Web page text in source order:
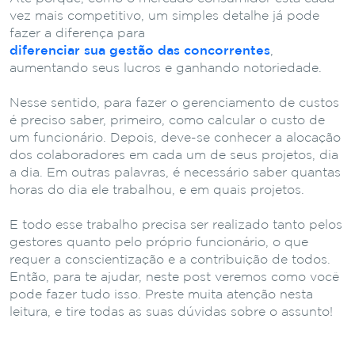
vez mais competitivo, um simples detalhe já pode
fazer a diferença para
diferenciar sua gestão das concorrentes
aumentando seus lucros e ganhando notoriedade.
Nesse sentido, para fazer o gerenciamento de custos
é preciso saber, primeiro, como calcular o custo de
um funcionário. Depois, deve-se conhecer a alocação
dos colaboradores em cada um de seus projetos, dia
a dia. Em outras palavras, é necessário saber quantas
horas do dia ele trabalhou, e em quais projetos.
E todo esse trabalho precisa ser realizado tanto pelos
gestores quanto pelo próprio funcionário, o que
requer a conscientização e a contribuição de todos.
Então, para te ajudar, neste post veremos como você
pode fazer tudo isso. Preste muita atenção nesta
leitura, e tire todas as suas dúvidas sobre o assunto!